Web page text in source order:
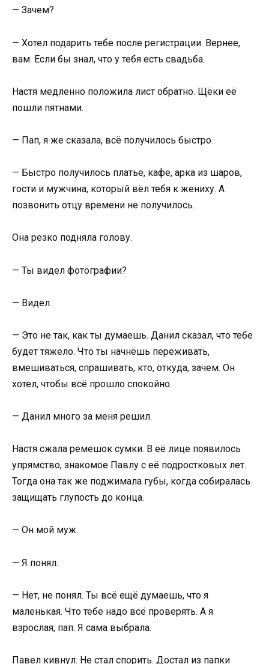
— Зачем?
— Хотел подарить тебе после регистрации. Вернее,
вам. Если бы знал, что у тебя есть свадьба.
Настя медленно положила лист обратно. Щёки её
пошли пятнами.
— Пап, я же сказала, всё получилось быстро.
— Быстро получилось платье, кафе, арка из шаров,
гости и мужчина, который вёл тебя к жениху. А
позвонить отцу времени не получилось.
Она резко подняла голову.
— Ты видел фотографии?
— Видел.
— Это не так, как ты думаешь. Данил сказал, что тебе
будет тяжело. Что ты начнёшь переживать,
вмешиваться, спрашивать, кто, откуда, зачем. Он
хотел, чтобы всё прошло спокойно.
— Данил много за меня решил.
Настя сжала ремешок сумки. В её лице появилось
упрямство, знакомое Павлу с её подростковых лет.
Тогда она так же поджимала губы, когда собиралась
защищать глупость до конца.
— Он мой муж.
— Я понял.
— Нет, не понял. Ты всё ещё думаешь, что я
маленькая. Что тебе надо всё проверять. А я
взрослая, пап. Я сама выбрала.
Павел кивнул. Не стал спорить. Достал из папки